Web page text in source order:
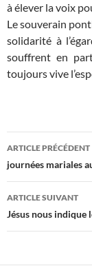
à élever la voix
Le souverain
solidarité à
souffrent en
toujours vive
Navigation
des
articles
ARTICLE PRÉCÉDENT
journées mariales
ARTICLE SUIVANT
Jésus nous indique